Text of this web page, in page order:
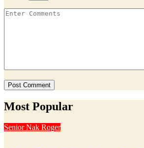
Most Popular
Senior Nak Roger